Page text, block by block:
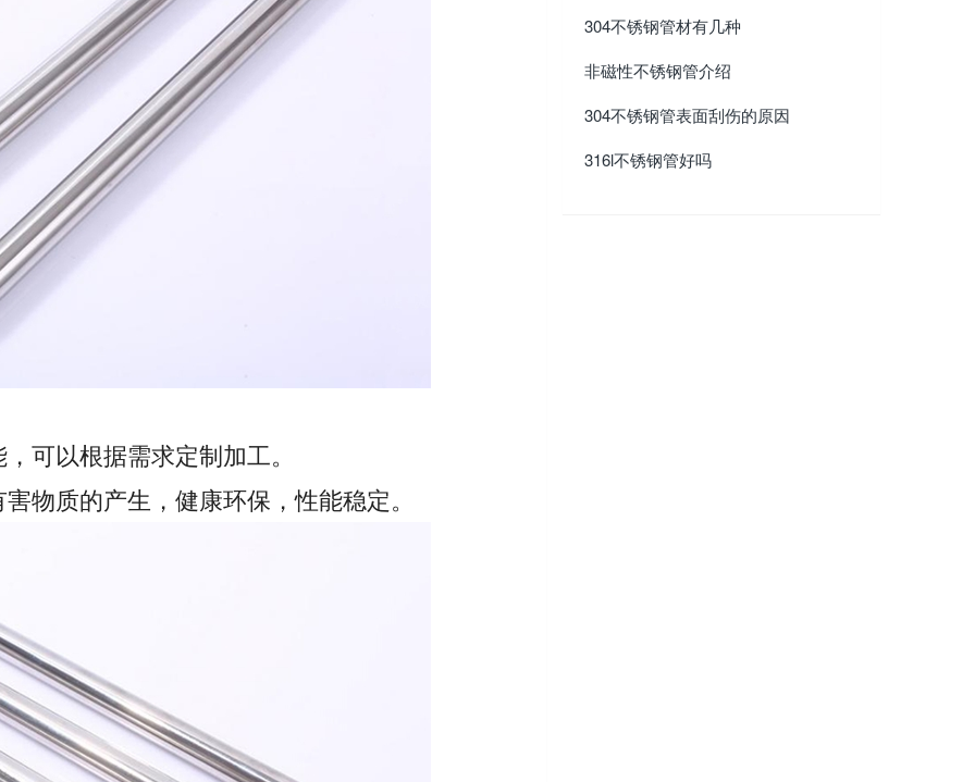
可以根据需求定制加工。
物质的产生，健康环保，性能稳定。
304不锈钢管材有几种
非磁性不锈钢管介绍
304不锈钢管表面刮伤的原因
316l不锈钢管好吗